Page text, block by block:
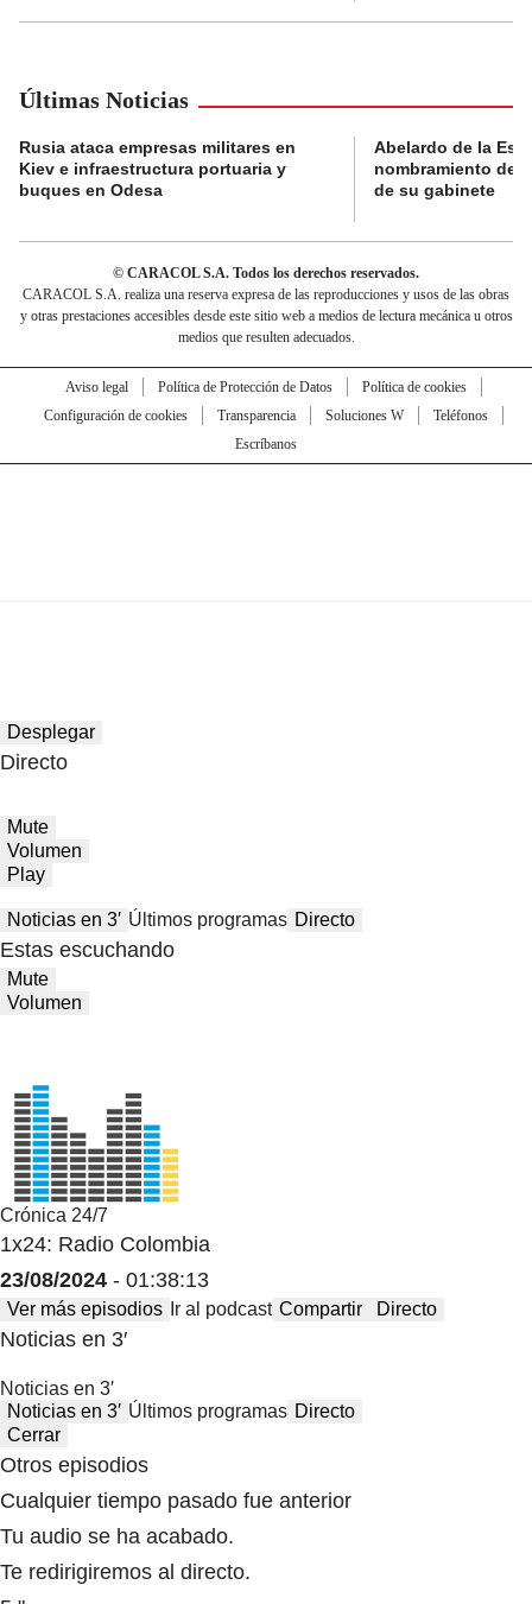
Últimas Noticias
Rusia ataca empresas militares en
Kiev e infraestructura portuaria y
buques en Odesa
Abelardo de la
nombramiento de
de su gabinete
© CARACOL S.A. Todos los derechos reservados.
CARACOL S.A. realiza una reserva expresa de las reproducciones y usos de las obras
y otras prestaciones accesibles desde este sitio web a medios de lectura mecánica u otros
medios que resulten adecuados.
Aviso legal Política de Protección de Datos
Política de cookies
Configuración de cookies
Transparencia Soluciones W
Teléfonos
Escríbanos
Desplegar
Directo
Mute
Volumen
Play
Noticias en 3′ Últimos programas Directo
Estas escuchando
Mute
Volumen
Crónica 24/7
1x24: Radio Colombia
23/08/2024 - 01:38:13
Ver más episodios Ir al podcast Compartir Directo
Noticias en 3′
Noticias en 3′
Noticias en 3′ Últimos programas Directo
Cerrar
Otros episodios
Cualquier tiempo pasado fue anterior
Tu audio se ha acabado.
Te redirigiremos al directo.